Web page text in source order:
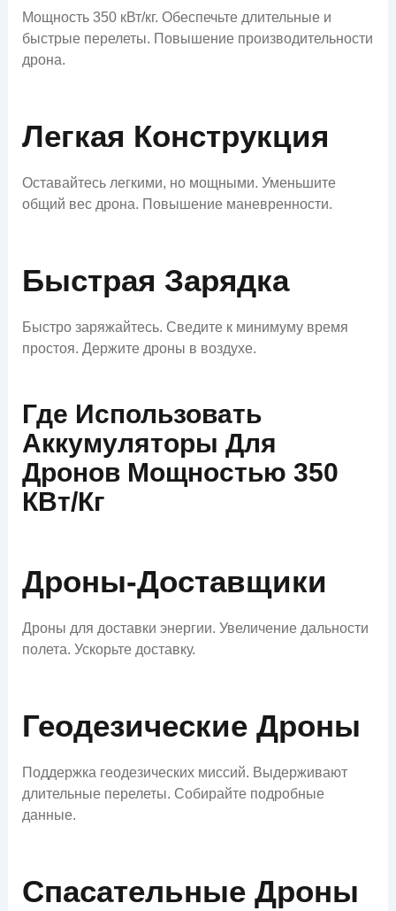
Мощность 350 кВт/кг. Обеспечьте длительные и
быстрые перелеты. Повышение производительности
дрона.
Легкая Конструкция
Оставайтесь легкими, но мощными. Уменьшите
общий вес дрона. Повышение маневренности.
Быстрая Зарядка
Быстро заряжайтесь. Сведите к минимуму время
простоя. Держите дроны в воздухе.
Где Использовать
Аккумуляторы Для
Дронов Мощностью 350
КВт/кг
Дроны-Доставщики
Дроны для доставки энергии. Увеличение дальности
полета. Ускорьте доставку.
Геодезические Дроны
Поддержка геодезических миссий. Выдерживают
длительные перелеты. Собирайте подробные
данные.
Спасательные Дроны